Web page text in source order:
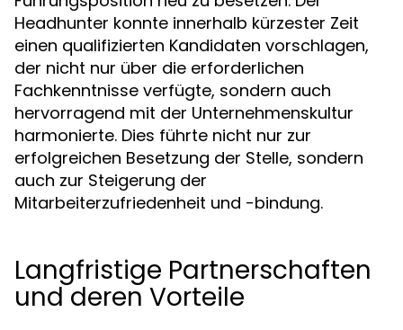
Headhunter konnte innerhalb kürzester Zeit
einen qualifizierten Kandidaten vorschlagen,
der nicht nur über die erforderlichen
Fachkenntnisse verfügte, sondern auch
hervorragend mit der Unternehmenskultur
harmonierte. Dies führte nicht nur zur
erfolgreichen Besetzung der Stelle, sondern
auch zur Steigerung der
Mitarbeiterzufriedenheit und -bindung.
Langfristige Partnerschaften
und deren Vorteile